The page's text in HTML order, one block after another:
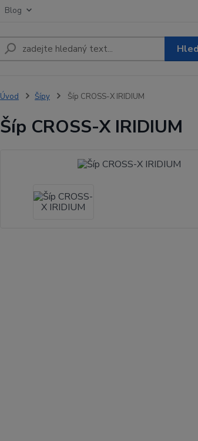
Blog
Úvod Šípy Šíp CROSS-X IRIDIUM
Šíp CROSS-X IRIDIUM